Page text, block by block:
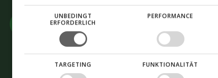
mail@biofuel-express.com
UNBEDINGT
ERFORDERLICH
PERFORMANCE
TARGETING FUNKTIONALITÄT